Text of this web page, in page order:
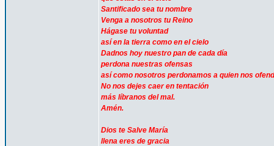
Santificado sea tu nombre
Venga a nosotros tu Reino
Hágase tu voluntad
así en la tierra como en el cielo
Dadnos hoy nuestro pan de cada día
perdona nuestras ofensas
así como nosotros perdonamos a quien nos
No nos dejes caer en tentación
más líbranos del mal.
Amén.
Dios te Salve María
llena eres de gracia